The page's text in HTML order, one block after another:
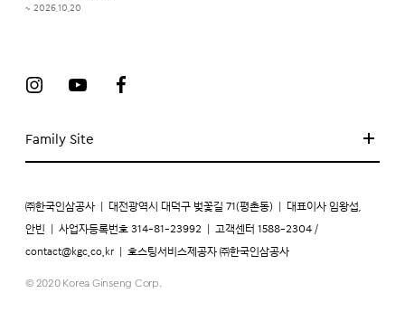
Family Site
~ 2026.10.20
㈜한국인삼공사 대전광역시 대덕구 벚꽃길 71(평촌동) 대표이사 임왕섭,
안빈 사업자등록번호 314-81-23992 고객센터 1588-2304 /
contact@kgc.co.kr 호스팅서비스제공자 ㈜한국인삼공사
© 2020 Korea Ginseng Corp.